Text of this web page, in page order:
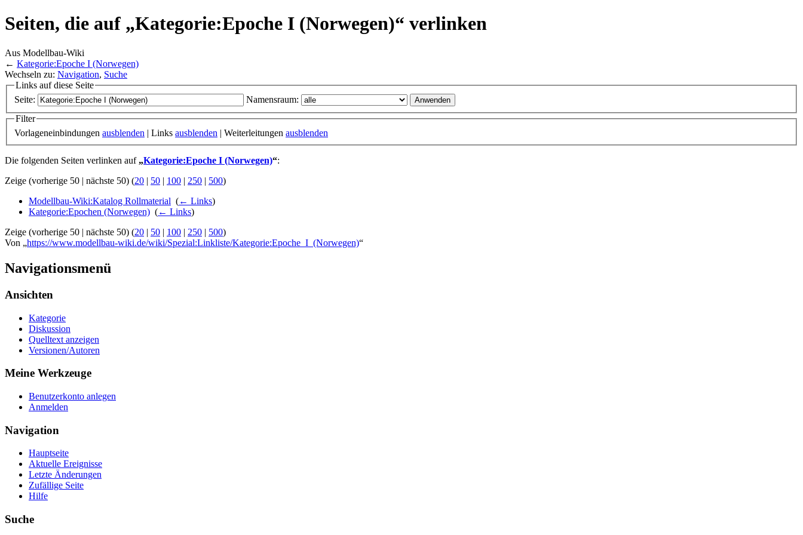
Seiten, die auf „Kategorie:Epoche I (Norwegen)“ verlinken
Aus Modellbau-Wiki
← Kategorie:Epoche I (Norwegen)
Wechseln zu: Navigation, Suche
Links auf diese Seite
Seite:
Namensraum:
Filter
Vorlageneinbindungen ausblenden | Links ausblenden | Weiterleitungen ausblenden
Die folgenden Seiten verlinken auf „Kategorie:Epoche I (Norwegen)“:
Zeige (vorherige 50 | nächste 50) (20 | 50 | 100 | 250 | 500)
Modellbau-Wiki:Katalog Rollmaterial (← Links)
Kategorie:Epochen (Norwegen) (← Links)
Zeige (vorherige 50 | nächste 50) (20 | 50 | 100 | 250 | 500)
Von „https://www.modellbau-wiki.de/wiki/Spezial:Linkliste/Kategorie:Epoche_I_(Norwegen)“
Navigationsmenü
Ansichten
Kategorie
Diskussion
Quelltext anzeigen
Versionen/Autoren
Meine Werkzeuge
Benutzerkonto anlegen
Anmelden
Navigation
Hauptseite
Aktuelle Ereignisse
Letzte Änderungen
Zufällige Seite
Hilfe
Suche